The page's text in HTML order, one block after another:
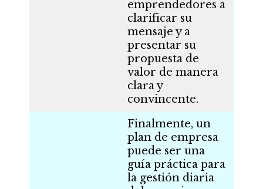
emprendedores a
clarificar su
mensaje y a
presentar su
propuesta de
valor de manera
clara y
convincente.
Finalmente, un
plan de empresa
puede ser una
guía práctica para
la gestión diaria